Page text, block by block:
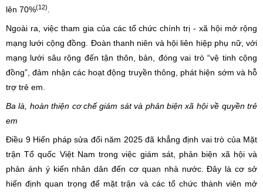
lên 70%(12)
Ngoài ra, việc tham gia của các tổ chức chính trị - xã hội mở rộng
mạng lưới cộng đồng. Đoàn thanh niên và hội liên hiệp phụ nữ, với
mạng lưới sâu rộng đến tận thôn, bản, đóng vai trò “vệ tinh cộng
đồng”, đảm nhận các hoạt động truyền thông, phát hiện sớm và hỗ
trợ trẻ em.
Ba là, hoàn thiện cơ chế giám sát và phản biện xã hội về quyền trẻ
em
Điều 9 Hiến pháp sửa đổi năm 2025 đã khẳng định vai trò của Mặt
trận Tổ quốc Việt Nam trong việc giám sát, phản biện xã hội và
phản ánh ý kiến nhân dân đến cơ quan nhà nước. Đây là cơ sở
hiến định quan trọng để mặt trận và các tổ chức thành viên mở